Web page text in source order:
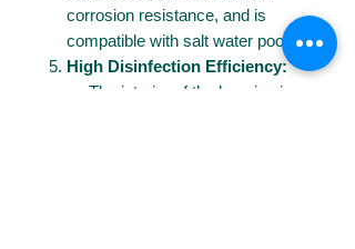
corrosion resistance, and is
compatible with salt water pools.
High Disinfection Efficiency:
The interior of the housing is